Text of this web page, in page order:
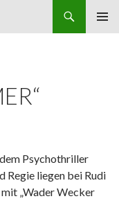
Psychothriller
Regie liegen bei Rudi
„Wader Wecker